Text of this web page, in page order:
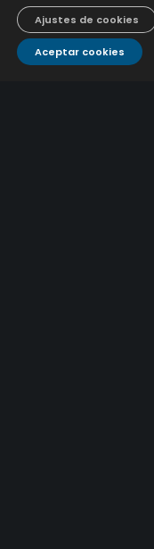
2026
9 julio, 2026
Aceptar cookies
Ajustes de cookies